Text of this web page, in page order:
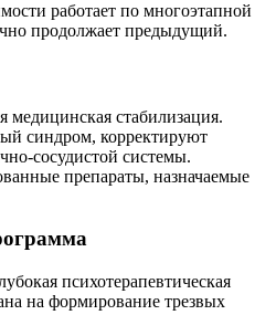
работает по многоэтапной
продолжает предыдущий.
медицинская стабилизация.
синдром, корректируют
сосудистой системы.
препараты, назначаемые
психотерапевтическая
на формирование трезвых